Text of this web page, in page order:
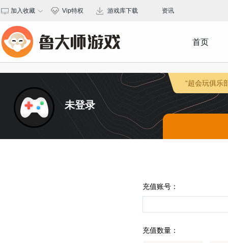
加入收藏
Vip特权 游戏库下载 资讯
首页
“超会玩俱乐
未登录
充值账号：
充值数量：